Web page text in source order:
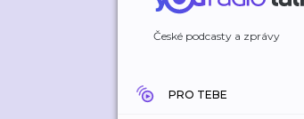
České podcasty a zprávy
PRO TEBE